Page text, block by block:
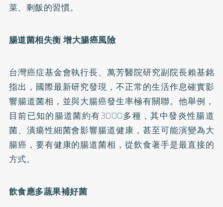
菜、剩飯的習慣。
腸道菌相失衡 增大腸癌風險
台灣癌症基金會執行長、萬芳醫院研究副院長賴基銘
指出，國際最新研究發現，不正常的生活作息確實影
響腸道菌相，並與大腸癌發生率極有關聯。他舉例，
目前已知的腸道菌約有3000多種，其中發炎性腸道
菌、潰瘍性細菌會影響腸道健康，甚至可能演變為大
腸癌，要有健康的腸道菌相，從飲食著手是最直接的
方式。
飲食應多蔬果補好菌